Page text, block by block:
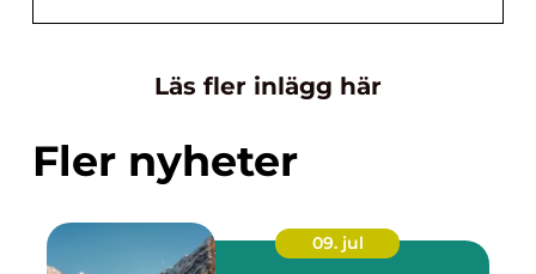
Läs fler inlägg här
Fler nyheter
09. jul